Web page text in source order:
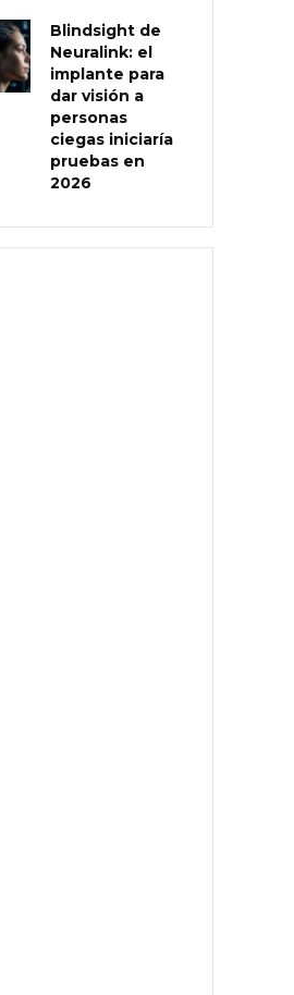
Blindsight de
Neuralink: el
implante para
dar visión a
personas
ciegas iniciaría
pruebas en
2026